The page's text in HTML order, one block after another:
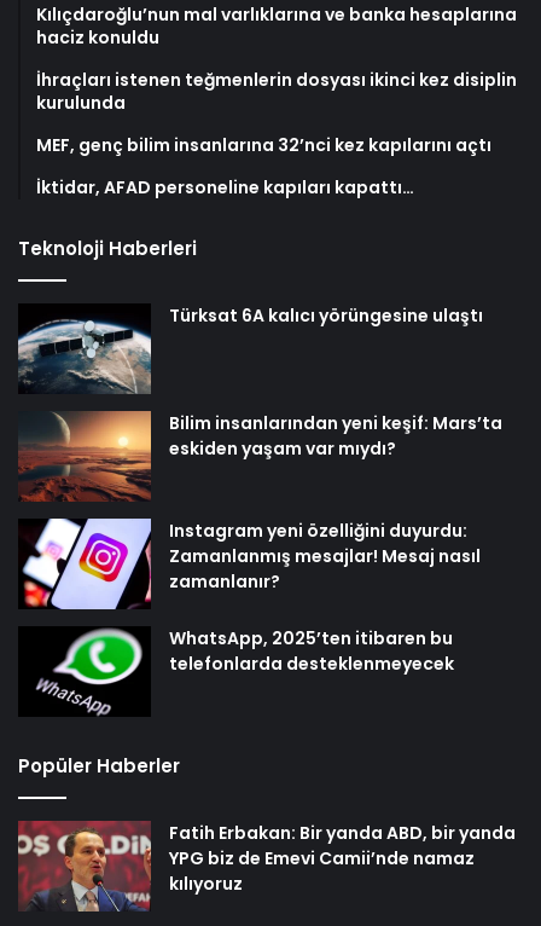
Kılıçdaroğlu’nun mal varlıklarına ve banka hesaplarına
haciz konuldu
İhraçları istenen teğmenlerin dosyası ikinci kez disiplin
kurulunda
MEF, genç bilim insanlarına 32’nci kez kapılarını açtı
İktidar, AFAD personeline kapıları kapattı…
Teknoloji Haberleri
Türksat 6A kalıcı yörüngesine ulaştı
Bilim insanlarından yeni keşif: Mars’ta
eskiden yaşam var mıydı?
Instagram yeni özelliğini duyurdu:
Zamanlanmış mesajlar! Mesaj nasıl
zamanlanır?
WhatsApp, 2025’ten itibaren bu
telefonlarda desteklenmeyecek
Popüler Haberler
Fatih Erbakan: Bir yanda ABD, bir yanda
YPG biz de Emevi Camii’nde namaz
kılıyoruz